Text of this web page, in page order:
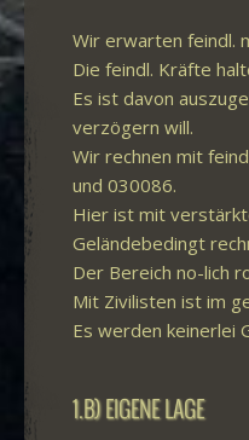
Wir erwarten feindl.
Die feindl. Kräfte
Es ist davon
verzögern will.
Wir rechnen mit
und 030086.
Hier ist mit
Geländebedingt
Der Bereich no-lich
Mit Zivilisten ist im
Es werden keinerlei
1.B) EIGENE LAGE